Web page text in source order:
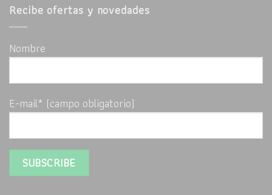
Recibe ofertas y novedades
Nombre
E-mail* (campo obligatorio)